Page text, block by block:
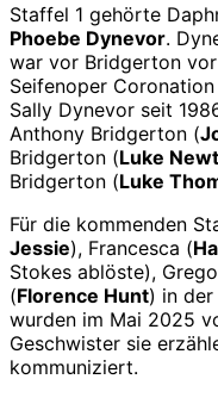
Staffel 1 gehörte
Phoebe Dynevor.
war vor Bridgerton
Seifenoper
Sally Dynevor seit
Anthony Bridgerton (
Bridgerton (Luke
Bridgerton (Luke
Für die kommenden
Jessie), Francesca (
Stokes ablöste),
(Florence Hunt) in
wurden im Mai 2025
Geschwister sie
kommuniziert.